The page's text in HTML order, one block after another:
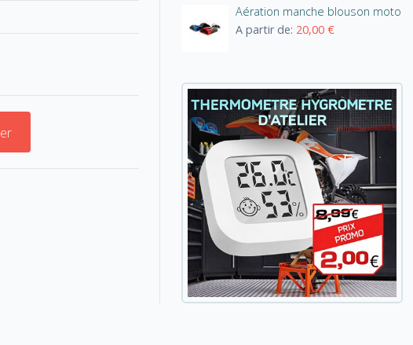
Aération manche blouson moto
A partir de: 20,00 €